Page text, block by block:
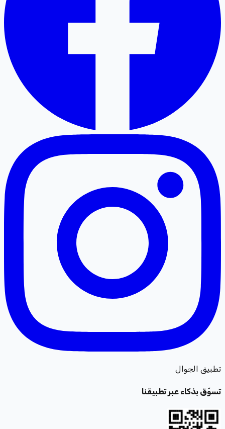
تطبيق الجوال
تسوّق بذكاء عبر تطبيقنا